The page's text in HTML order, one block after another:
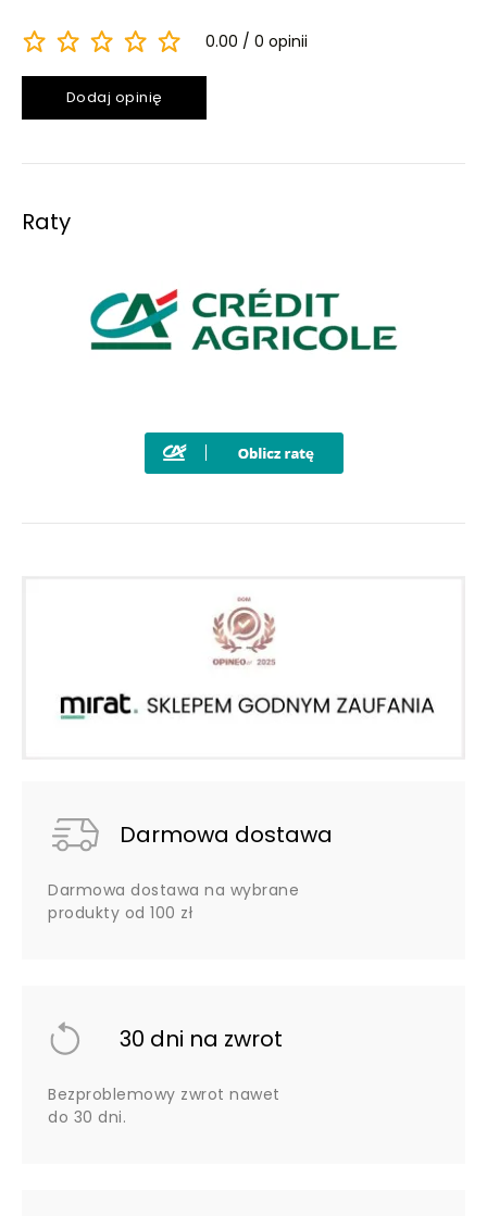
0.00 0 opinii
Dodaj opinię
Raty
Darmowa dostawa
Darmowa dostawa na wybrane
produkty od 100 zł
30 dni na zwrot
Bezproblemowy zwrot nawet
do 30 dni.